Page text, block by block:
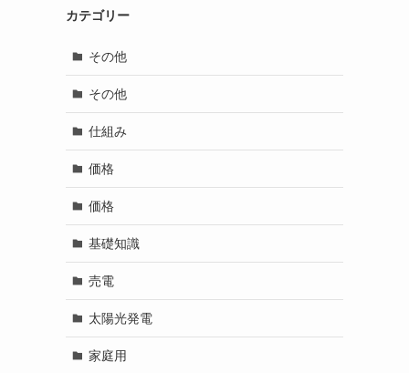
カテゴリー
その他
その他
仕組み
価格
価格
基礎知識
売電
太陽光発電
家庭用